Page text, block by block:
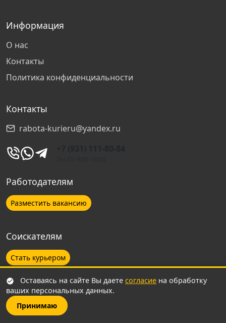
Киров
Нижний Новгород
Самара
Тюмень
Долгопрудный
Подольск
Видное
Информация
О нас
Контакты
Политика конфиденциальности
Контакты
rabota-kurieru@yandex.ru
Работодателям
Разместить вакансию
Соискателям
Стать курьером
© 2026 Работа курьеру. Все права защищены.
Оставаясь на сайте Вы даете согласие на обработку
ваших персональных данных.
Принимаю